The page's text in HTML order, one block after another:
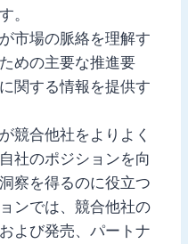
。
市場の脈絡を理解す
めの主要な推進要
関する情報を提供す
競合他社をよりよく
社のポジションを向
察を得るのに役立つ
ンでは、競合他社の
よび発売、パートナ